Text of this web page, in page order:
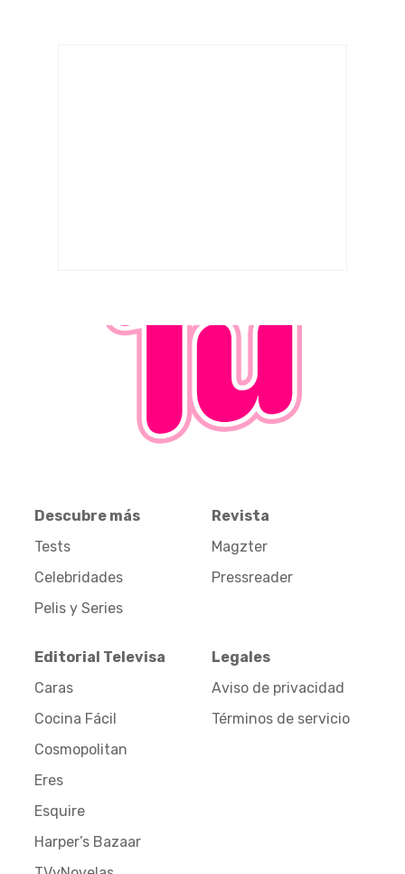
Descubre más
Tests
Celebridades
Pelis y Series
Revista
Magzter
Pressreader
Editorial Televisa
Caras
Cocina Fácil
Cosmopolitan
Eres
Esquire
Harper’s Bazaar
Legales
Aviso de privacidad
Términos de servicio